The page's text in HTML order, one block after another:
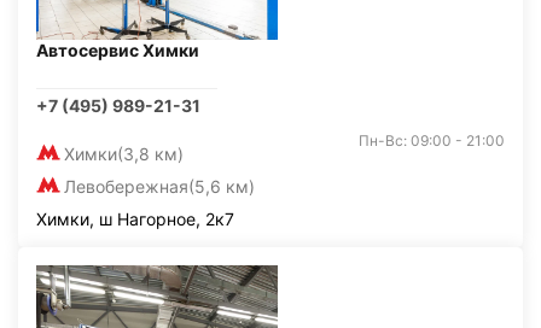
Автосервис Химки
+7 (495) 989-21-31
Химки(3,8 км)
Левобережная(5,6 км)
Пн-Вс: 09:00 - 21:00
Химки, ш Нагорное, 2к7